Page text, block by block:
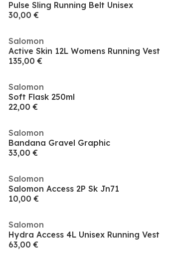
Pulse Sling Running Belt Unisex
30,00 €
Salomon
Active Skin 12L Womens Running Vest
135,00 €
Salomon
Soft Flask 250ml
22,00 €
Salomon
Bandana Gravel Graphic
33,00 €
Salomon
Salomon Access 2P Sk Jn71
10,00 €
Salomon
Hydra Access 4L Unisex Running Vest
63,00 €